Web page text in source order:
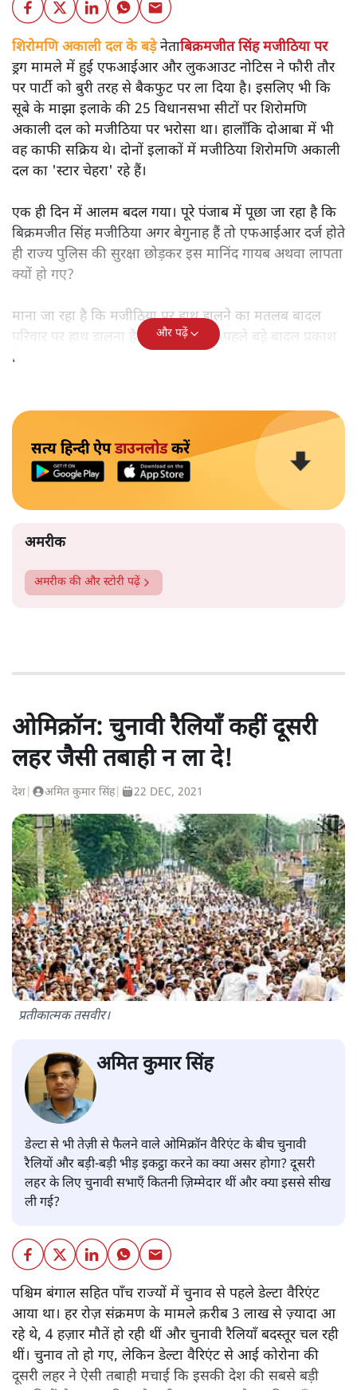
शिरोमणि अकाली दल के बड़ेनेताबिक्रमजीत सिंह मजीठिया पर
ड्रग मामले में हुई एफआईआर और लुकआउट नोटिस ने फौरी तौर
पर पार्टी को बुरी तरह से बैकफुट पर ला दिया है। इसलिए भी कि
सूबे के माझा इलाके की 25 विधानसभा सीटों पर शिरोमणि
अकाली दल को मजीठिया पर भरोसा था। हालाँकि दोआबा में भी
वह काफी सक्रिय थे। दोनों इलाकों में मजीठिया शिरोमणि अकाली
दल का 'स्टार चेहरा' रहे हैं।
एक ही दिन में आलम बदल गया। पूरे पंजाब में पूछा जा रहा है कि
बिक्रमजीत सिंह मजीठिया अगर बेगुनाह हैं तो एफआईआर दर्ज होते
ही राज्य पुलिस की सुरक्षा छोड़कर इस मानिंद गायब अथवा लापता
क्यों हो गए?
माना जा रहा है कि मजीठिया पर हाथ डालने का मतलब बादल
परिवार पर हाथ डालना है। इसीलिए सबसे पहले बड़े बादल प्रकाश
सिंह बादल ने आवाज बुलंद की।
और पढ़ें
सत्य हिन्दी ऐपडाउनलोडकरें
अमरीक
अमरीक की और स्टोरी पढ़ें
ओमिक्रॉन: चुनावी रैलियाँ कहीं दूसरी
लहर जैसी तबाही न ला दे!
देश अमित कुमार सिंह| 22 DEC, 2021
प्रतीकात्मक तसवीर।
अमित कुमार सिंह
डेल्टा से भी तेज़ी से फैलने वाले ओमिक्रॉन वैरिएंट के बीच चुनावी
रैलियों और बड़ी-बड़ी भीड़ इकट्ठा करने का क्या असर होगा? दूसरी
लहर के लिए चुनावी सभाएँ कितनी ज़िम्मेदार थीं और क्या इससे सीख
ली गई?
पश्चिम बंगाल सहित पाँच राज्यों में चुनाव से पहले डेल्टा वैरिएंट
आया था। हर रोज़ संक्रमण के मामले क़रीब 3 लाख से ज़्यादा आ
रहे थे, 4 हज़ार मौतें हो रही थीं और चुनावी रैलियाँ बदस्तूर चल रही
थीं। चुनाव तो हो गए, लेकिन डेल्टा वैरिएंट से आई कोरोना की
दूसरी लहर ने ऐसी तबाही मचाई कि इसकी देश की सबसे बड़ी